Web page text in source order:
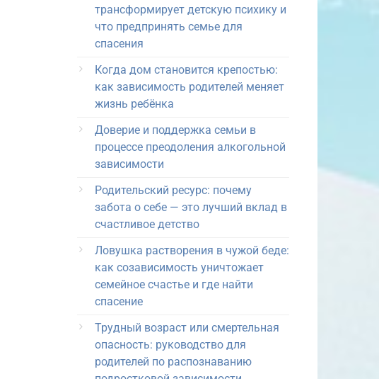
трансформирует детскую психику и
что предпринять семье для
спасения
Когда дом становится крепостью:
как зависимость родителей меняет
жизнь ребёнка
Доверие и поддержка семьи в
процессе преодоления алкогольной
зависимости
Родительский ресурс: почему
забота о себе — это лучший вклад в
счастливое детство
Ловушка растворения в чужой беде:
как созависимость уничтожает
семейное счастье и где найти
спасение
Трудный возраст или смертельная
опасность: руководство для
родителей по распознаванию